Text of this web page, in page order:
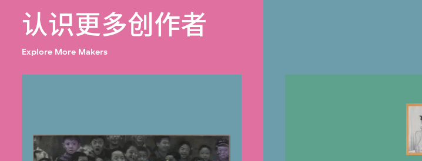
认识更多创作者
Explore More Makers